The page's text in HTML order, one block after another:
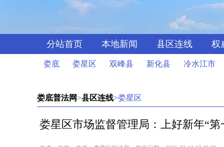
分站首页 本地新闻 县区连线 权
娄底 娄星区 双峰县 新化县 冷水江市
娄底普法网>县区连线>娄星区
娄星区市场监督管理局：上好新年“第